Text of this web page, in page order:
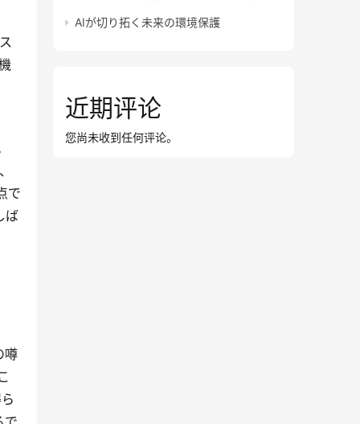
で
ば
噂
AIが切り拓く未来の環境保護
近期评论
您尚未收到任何评论。